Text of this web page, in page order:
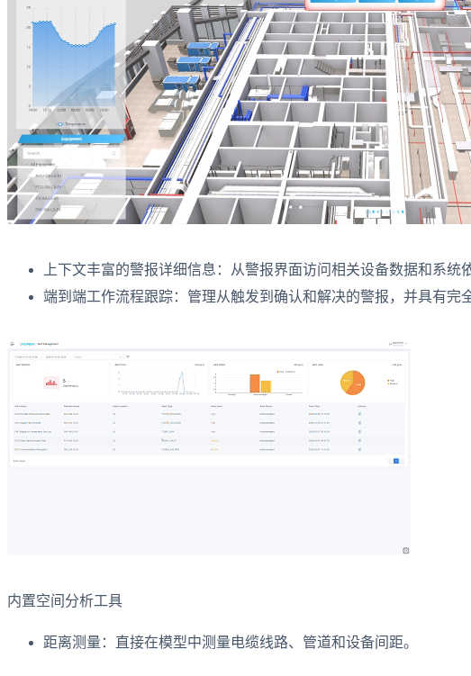
上下文丰富的警报详细信息：从警报界面访问相关设备数据和系统
端到端工作流程跟踪：管理从触发到确认和解决的警报，并具有完
内置空间分析工具
距离测量：直接在模型中测量电缆线路、管道和设备间距。